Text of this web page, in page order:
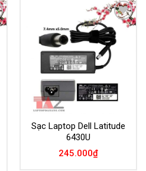
Add to
Wishlist
Sạc Laptop Dell Latitude
6430U
245.000₫